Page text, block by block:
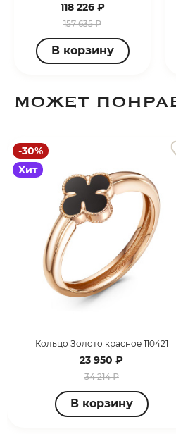
118 226 ₽
157 635 ₽
В корзину
МОЖЕТ
-30%
Хит
Кольцо Золото красное 110421
23 950 ₽
34 214 ₽
В корзину